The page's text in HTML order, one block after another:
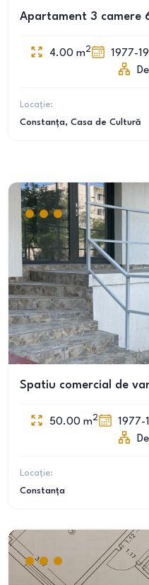
Apartament 3 camere
4.00 m2 1977-
Locație:
Constanța, Casa de Cultură
Spatiu comercial de
50.00 m2 1977-
Locație:
Constanța